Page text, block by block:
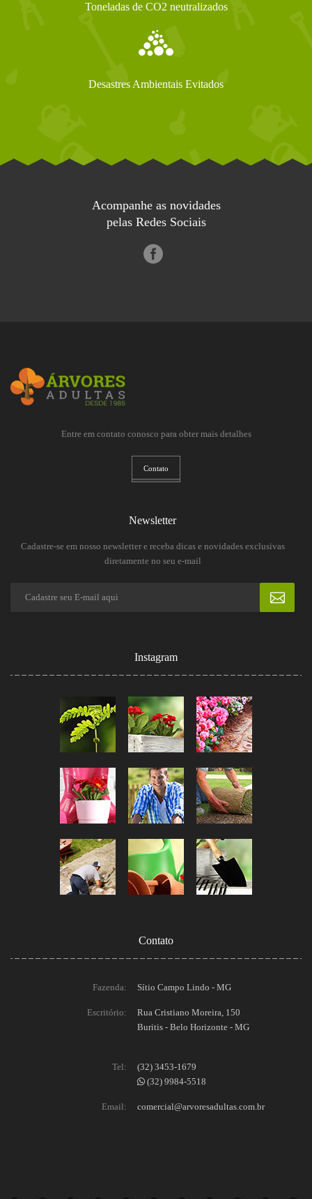
Toneladas de CO2 neutralizados
Desastres Ambientais Evitados
Acompanhe as novidades
pelas Redes Sociais
Entre em contato conosco para obter mais detalhes
Contato
Newsletter
Cadastre-se em nosso newsletter e receba dicas e novidades exclusivas
diretamente no seu e-mail
Instagram
Contato
Fazenda: Sítio Campo Lindo - MG
Escritório:
Rua Cristiano Moreira, 150
Buritis - Belo Horizonte - MG
Tel:
(32) 3453-1679
(32) 9984-5518
Email: comercial@arvoresadultas.com.br